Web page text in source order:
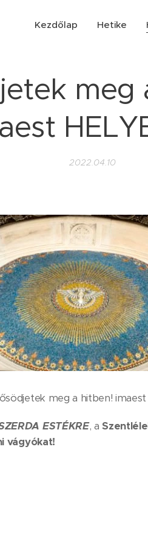
Kezdőlap Hetike
meg
2022.04.10
meg a hitben! imaest
ESTÉKRE, a
vágyókat!